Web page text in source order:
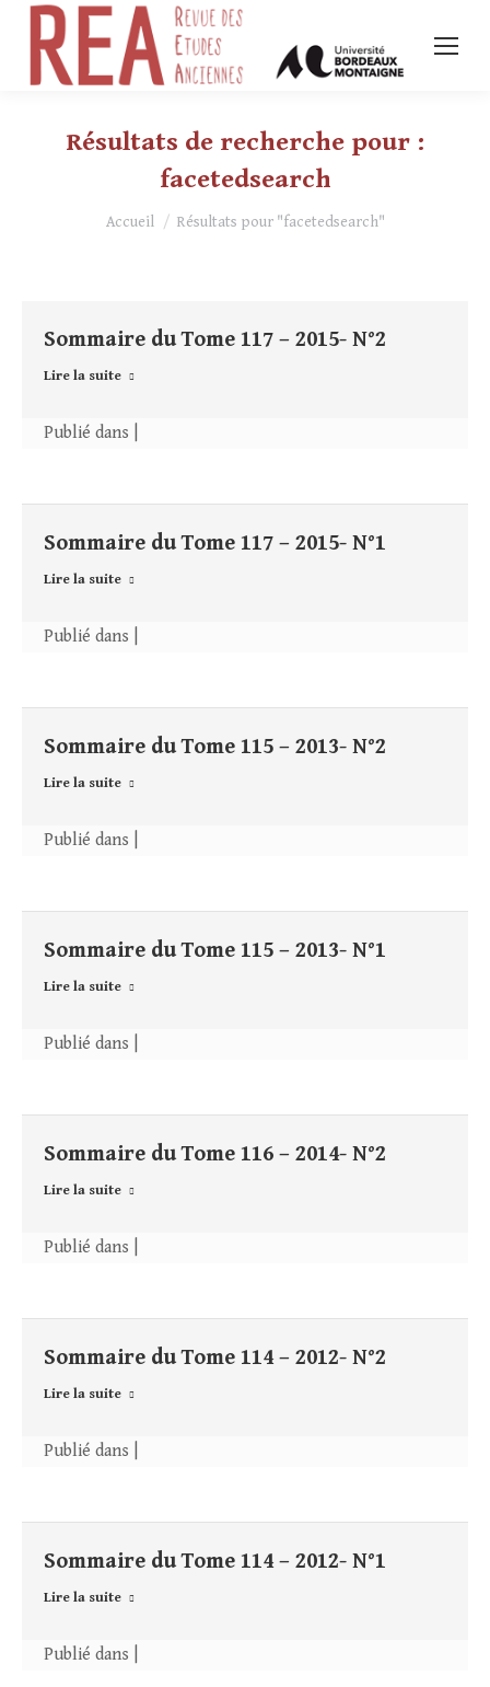
Résultats de recherche pour :
facetedsearch
Vous êtes ici :
Accueil Résultats pour "facetedsearch"
Sommaire du Tome 117 – 2015- N°2
Lire la suite
Publié dans |
Sommaire du Tome 117 – 2015- N°1
Lire la suite
Publié dans |
Sommaire du Tome 115 – 2013- N°2
Lire la suite
Publié dans |
Sommaire du Tome 115 – 2013- N°1
Lire la suite
Publié dans |
Sommaire du Tome 116 – 2014- N°2
Lire la suite
Publié dans |
Sommaire du Tome 114 – 2012- N°2
Lire la suite
Publié dans |
Sommaire du Tome 114 – 2012- N°1
Lire la suite
Publié dans |